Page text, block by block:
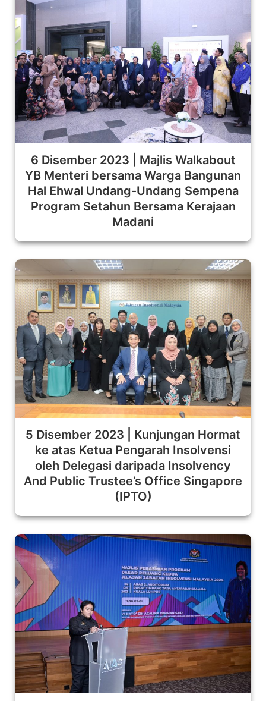
6 Disember 2023 | Majlis Walkabout
YB Menteri bersama Warga Bangunan
Hal Ehwal Undang-Undang Sempena
Program Setahun Bersama Kerajaan
Madani
5 Disember 2023 | Kunjungan Hormat
ke atas Ketua Pengarah Insolvensi
oleh Delegasi daripada Insolvency
And Public Trustee’s Office Singapore
(IPTO)